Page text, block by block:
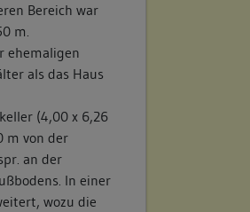
Bereich war
m.
ehemaligen
als das Haus
(4,00 x 6,26
m von der
an der
In einer
wozu die